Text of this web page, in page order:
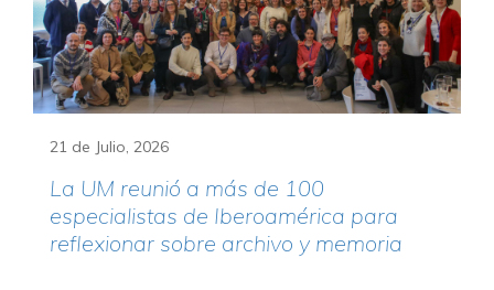
21 de Julio, 2026
La UM reunió a más de 100
especialistas de Iberoamérica para
reflexionar sobre archivo y memoria